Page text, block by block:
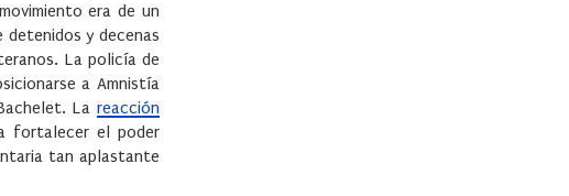
era de un
detenidos y decenas
La policía de
a Amnistía
La reacción
fortalecer el poder
tan aplastante